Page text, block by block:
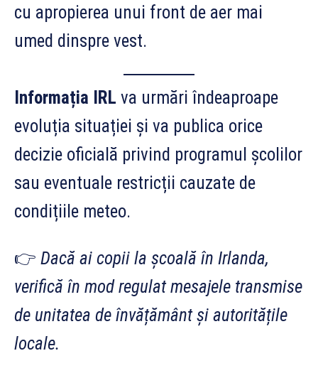
cu apropierea unui front de aer mai
umed dinspre vest.
Informația IRL va urmări îndeaproape
evoluția situației și va publica orice
decizie oficială privind programul școlilor
sau eventuale restricții cauzate de
condițiile meteo.
👉 Dacă ai copii la școală în Irlanda,
verifică în mod regulat mesajele transmise
de unitatea de învățământ și autoritățile
locale.